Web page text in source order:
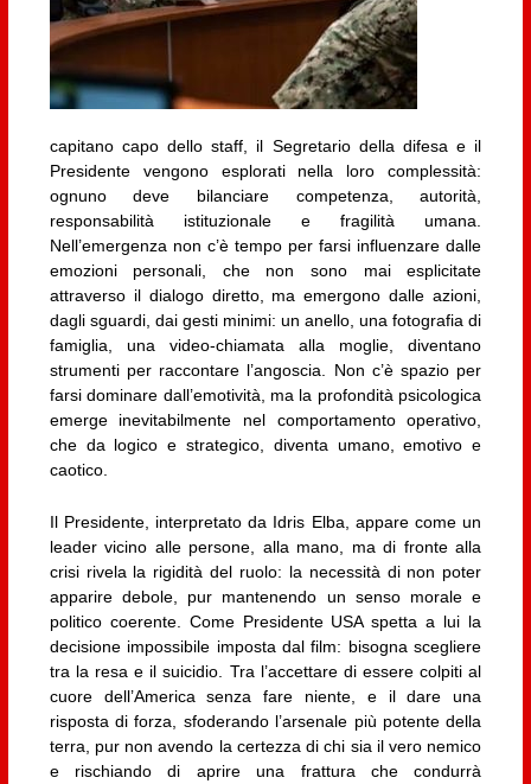
capitano capo dello staff, il Segretario della difesa e il
Presidente vengono esplorati nella loro complessità:
ognuno deve bilanciare competenza, autorità,
responsabilità istituzionale e fragilità umana.
Nell’emergenza non c’è tempo per farsi influenzare dalle
emozioni personali, che non sono mai esplicitate
attraverso il dialogo diretto, ma emergono dalle azioni,
dagli sguardi, dai gesti minimi: un anello, una fotografia di
famiglia, una video-chiamata alla moglie, diventano
strumenti per raccontare l’angoscia. Non c’è spazio per
farsi dominare dall’emotività, ma la profondità psicologica
emerge inevitabilmente nel comportamento operativo,
che da logico e strategico, diventa umano, emotivo e
caotico.
Il Presidente, interpretato da Idris Elba, appare come un
leader vicino alle persone, alla mano, ma di fronte alla
crisi rivela la rigidità del ruolo: la necessità di non poter
apparire debole, pur mantenendo un senso morale e
politico coerente. Come Presidente USA spetta a lui la
decisione impossibile imposta dal film: bisogna scegliere
tra la resa e il suicidio. Tra l’accettare di essere colpiti al
cuore dell’America senza fare niente, e il dare una
risposta di forza, sfoderando l’arsenale più potente della
terra, pur non avendo la certezza di chi sia il vero nemico
e rischiando di aprire una frattura che condurrà